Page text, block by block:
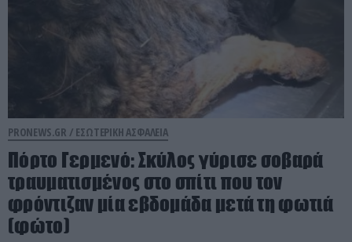
PRONEWS.GR / ΕΣΩΤΕΡΙΚΗ ΑΣΦΑΛΕΙΑ
Πόρτο Γερμενό: Σκύλος γύρισε σοβαρά
τραυματισμένος στο σπίτι που τον
φρόντιζαν μία εβδομάδα μετά τη φωτιά
(φώτο)